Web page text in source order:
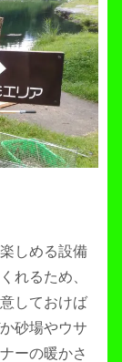
しめる設備
れるため、
しておけば
砂場やウサ
ーの暖かさ